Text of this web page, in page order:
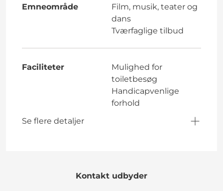
Emneområde
Film, musik, teater og
dans
Tværfaglige tilbud
Faciliteter
Mulighed for
toiletbesøg
Handicapvenlige
forhold
Se flere detaljer
Kontakt udbyder